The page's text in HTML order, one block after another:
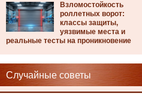
Взломостойкость
роллетных ворот:
классы защиты,
уязвимые места и
реальные тесты на проникновение
Случайные советы